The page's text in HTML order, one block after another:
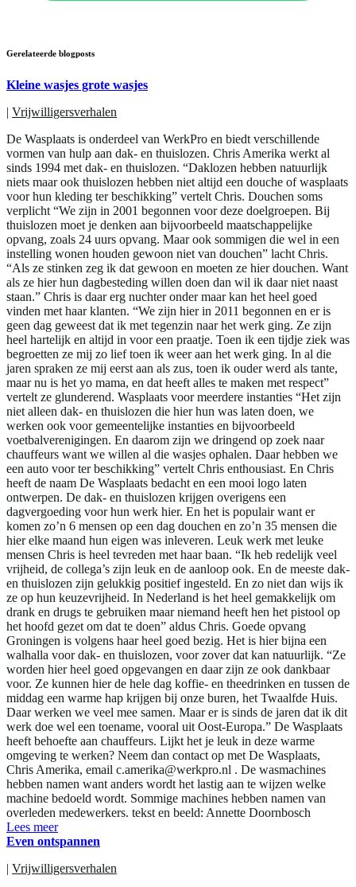
Gerelateerde blogposts
Kleine wasjes grote wasjes
| Vrijwilligersverhalen
De Wasplaats is onderdeel van WerkPro en biedt verschillende
vormen van hulp aan dak- en thuislozen. Chris Amerika werkt al
sinds 1994 met dak- en thuislozen. “Daklozen hebben natuurlijk
niets maar ook thuislozen hebben niet altijd een douche of wasplaats
voor hun kleding ter beschikking” vertelt Chris. Douchen soms
verplicht “We zijn in 2001 begonnen voor deze doelgroepen. Bij
thuislozen moet je denken aan bijvoorbeeld maatschappelijke
opvang, zoals 24 uurs opvang. Maar ook sommigen die wel in een
instelling wonen houden gewoon niet van douchen” lacht Chris.
“Als ze stinken zeg ik dat gewoon en moeten ze hier douchen. Want
als ze hier hun dagbesteding willen doen dan wil ik daar niet naast
staan.” Chris is daar erg nuchter onder maar kan het heel goed
vinden met haar klanten. “We zijn hier in 2011 begonnen en er is
geen dag geweest dat ik met tegenzin naar het werk ging. Ze zijn
heel hartelijk en altijd in voor een praatje. Toen ik een tijdje ziek was
begroetten ze mij zo lief toen ik weer aan het werk ging. In al die
jaren spraken ze mij eerst aan als zus, toen ik ouder werd als tante,
maar nu is het yo mama, en dat heeft alles te maken met respect”
vertelt ze glunderend. Wasplaats voor meerdere instanties “Het zijn
niet alleen dak- en thuislozen die hier hun was laten doen, we
werken ook voor gemeentelijke instanties en bijvoorbeeld
voetbalverenigingen. En daarom zijn we dringend op zoek naar
chauffeurs want we willen al die wasjes ophalen. Daar hebben we
een auto voor ter beschikking” vertelt Chris enthousiast. En Chris
heeft de naam De Wasplaats bedacht en een mooi logo laten
ontwerpen. De dak- en thuislozen krijgen overigens een
dagvergoeding voor hun werk hier. En het is populair want er
komen zo’n 6 mensen op een dag douchen en zo’n 35 mensen die
hier elke maand hun eigen was inleveren. Leuk werk met leuke
mensen Chris is heel tevreden met haar baan. “Ik heb redelijk veel
vrijheid, de collega’s zijn leuk en de aanloop ook. En de meeste dak-
en thuislozen zijn gelukkig positief ingesteld. En zo niet dan wijs ik
ze op hun keuzevrijheid. In Nederland is het heel gemakkelijk om
drank en drugs te gebruiken maar niemand heeft hen het pistool op
het hoofd gezet om dat te doen” aldus Chris. Goede opvang
Groningen is volgens haar heel goed bezig. Het is hier bijna een
walhalla voor dak- en thuislozen, voor zover dat kan natuurlijk. “Ze
worden hier heel goed opgevangen en daar zijn ze ook dankbaar
voor. Ze kunnen hier de hele dag koffie- en theedrinken en tussen de
middag een warme hap krijgen bij onze buren, het Twaalfde Huis.
Daar werken we veel mee samen. Maar er is sinds de jaren dat ik dit
werk doe wel een toename, vooral uit Oost-Europa.” De Wasplaats
heeft behoefte aan chauffeurs. Lijkt het je leuk in deze warme
omgeving te werken? Neem dan contact op met De Wasplaats,
Chris Amerika, email c.amerika@werkpro.nl . De wasmachines
hebben namen want anders wordt het lastig aan te wijzen welke
machine bedoeld wordt. Sommige machines hebben namen van
overleden medewerkers. tekst en beeld: Annette Doornbosch
Lees meer
Even ontspannen
| Vrijwilligersverhalen